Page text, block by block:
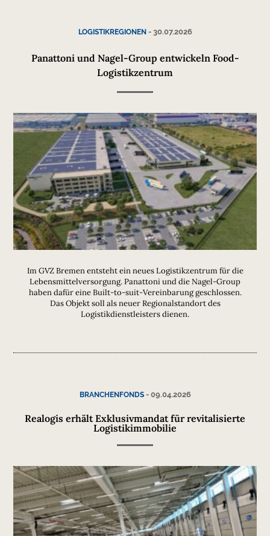
LOGISTIKREGIONEN- 30.07.2026
Panattoni und Nagel-Group entwickeln Food-
Logistikzentrum
Im GVZ Bremen entsteht ein neues Logistikzentrum für die
Lebensmittelversorgung. Panattoni und die Nagel-Group
haben dafür eine Built-to-suit-Vereinbarung geschlossen.
Das Objekt soll als neuer Regionalstandort des
Logistikdienstleisters dienen.
BRANCHENFONDS- 09.04.2026
Realogis erhält Exklusivmandat für revitalisierte
Logistikimmobilie